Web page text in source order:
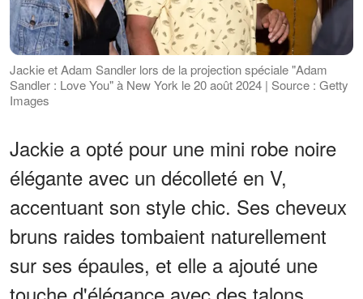
Jackie et Adam Sandler lors de la projection spéciale "Adam
Sandler : Love You" à New York le 20 août 2024 | Source : Getty
Images
Jackie a opté pour une mini robe noire
élégante avec un décolleté en V,
accentuant son style chic. Ses cheveux
bruns raides tombaient naturellement
sur ses épaules, et elle a ajouté une